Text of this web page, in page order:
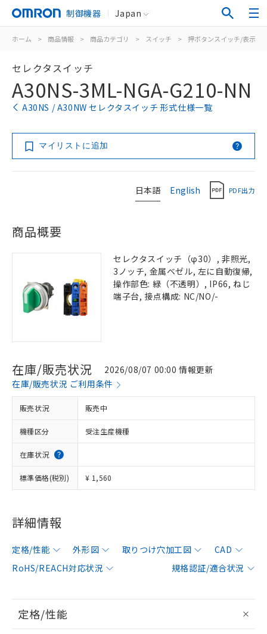
制御機器 Japan
ホーム > 商品情報 > 商品カテゴリ > スイッチ > 押ボタンスイッチ/表示灯
セレクタスイッチ
A30NS-3ML-NGA-G210-NN
A30NS / A30NW セレクタスイッチ 形式仕様一覧
マイリストに追加
日本語 English PDF出力
商品概要
セレクタスイッチ（φ30）, 非照光,
3ノッチ, 金属ベゼル, 左に自動復帰,
操作部色: 緑（不透明）, IP66, ねじ
端子台, 接点構成: NC/NO/-
在庫/販売状況
2026/08/07 00:00 情報更新
在庫/販売状況 ご利用条件
販売状況 販売中
機種区分 受注生産機種
在庫状況
標準価格(税別) ¥ 1,560
詳細情報
定格/性能 外形図 取りつけ穴加工図
CAD
RoHS/REACH対応状況
規格認証/適合状況
定格/性能